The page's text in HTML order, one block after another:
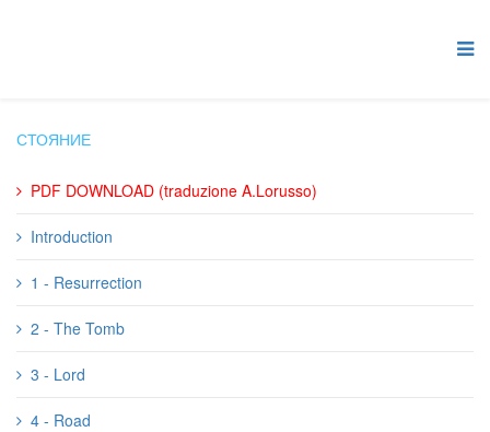
СТОЯНИЕ
PDF DOWNLOAD (traduzione A.Lorusso)
Introduction
1 - Resurrection
2 - The Tomb
3 - Lord
4 - Road